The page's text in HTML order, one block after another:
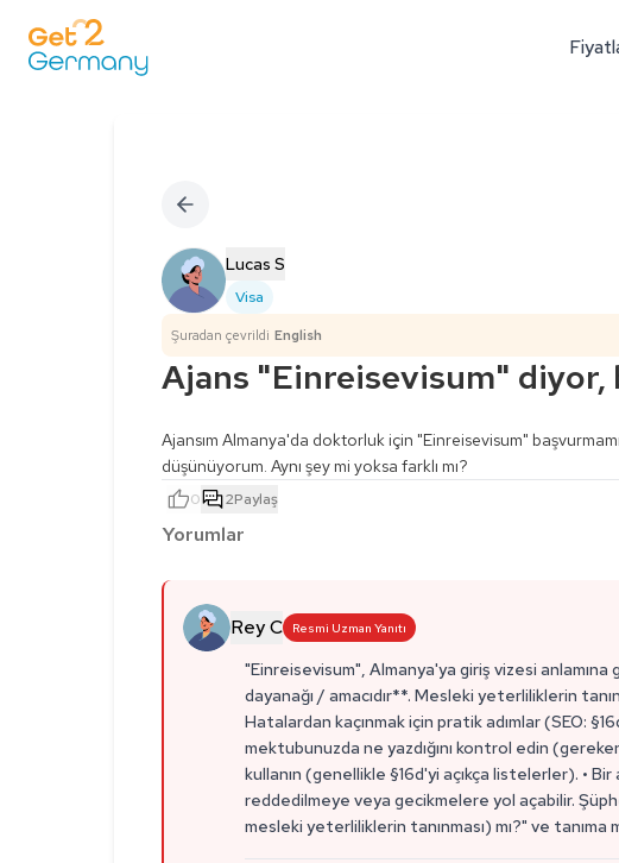
Lucas S
Visa
Şuradan çevrildi English
Ajans "Einreisevisum" diyor,
Ajansım Almanya'da doktorluk için "Einreisevisum"
düşünüyorum. Aynı şey mi yoksa farklı mı?
0 2Paylaş
Yorumlar
Rey C Resmi Uzman Yanıtı
"Einreisevisum", Almanya'ya giriş vizesi
dayanağı / amacıdır**. Mesleki yeterliliklerin
Hatalardan kaçınmak için pratik adımlar (SEO:
mektubunuzda ne yazdığını kontrol edin
kullanın (genellikle §16d'yi açıkça listelerler). •
reddedilmeye veya gecikmelere yol açabilir.
mesleki yeterliliklerin tanınması) mı?" ve